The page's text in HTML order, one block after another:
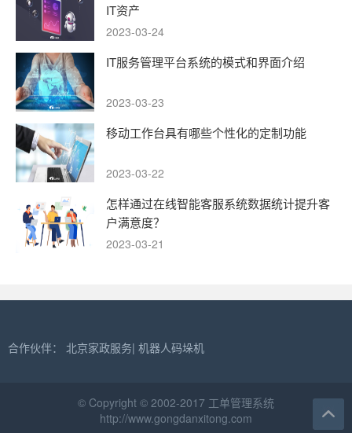
IT资产
2023-03-24
IT服务管理平台系统的模式和界面介绍
2023-03-23
移动工作台具有哪些个性化的定制功能
2023-03-22
怎样通过在线智能客服系统数据统计提升客
户满意度？
2023-03-21
合作伙伴： 北京家政服务| 机器人码垛机
© Copyright © 2002-2017 工单管理系统
http://www.gongdanxitong.com